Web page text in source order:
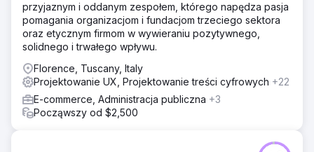
przyjaznym i oddanym zespołem, którego napędza pasja
pomagania organizacjom i fundacjom trzeciego sektora
oraz etycznym firmom w wywieraniu pozytywnego,
solidnego i trwałego wpływu.
Florence, Tuscany, Italy
Projektowanie UX, Projektowanie treści cyfrowych +22
E-commerce, Administracja publiczna +3
Począwszy od $2,500